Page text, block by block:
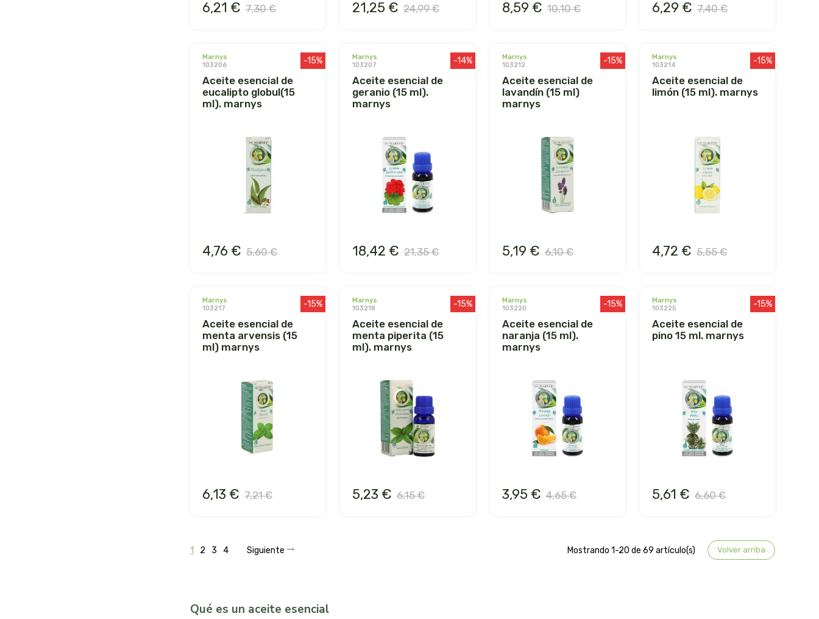
Qué es un aceite esencial
6,21 € 7,30 € 21,25 € 24,99 € 8,59 € 10,10 € 6,29 € 7,40 €
marnys
103206
aceite esencial de
eucalipto globul(15
ml). marnys
-15%
4,76 € 5,60 €
marnys
103207
aceite esencial de
geranio (15 ml).
marnys
-14%
18,42 € 21,35 €
marnys
103212
aceite esencial de
lavandín (15 ml)
marnys
-15%
5,19 € 6,10 €
marnys
103214
aceite esencial de
limón (15 ml). marnys
-15%
4,72 € 5,55 €
marnys
103217
aceite esencial de
menta arvensis (15
ml) marnys
-15%
6,13 € 7,21 €
marnys
103218
aceite esencial de
menta piperita (15
ml). marnys
-15%
5,23 € 6,15 €
marnys
103220
aceite esencial de
naranja (15 ml).
marnys
-15%
3,95 € 4,65 €
marnys
103225
aceite esencial de
pino 15 ml. marnys
-15%
5,61 € 6,60 €
1 2 3 4 Siguiente Mostrando 1-20 de 69 artículo(s) Volver arriba